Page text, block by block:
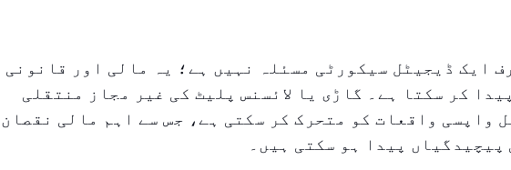
ایک ڈیجیٹل سیکورٹی مسئلہ نہیں ہے؛ یہ مالی اور قانونی
کر سکتا ہے۔ گاڑی یا لائسنس پلیٹ کی غیر مجاز منتقلی
واپسی واقعات کو متحرک کر سکتی ہے، جس سے اہم مالی نقصان
پیچیدگیاں پیدا ہو سکتی ہیں۔